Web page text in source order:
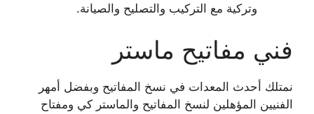
وتركية مع التركيب والتصليح والصيانة.
فني مفاتيح ماستر
نمتلك أحدث المعدات في نسخ المفاتيح وبفضل أمهر
الفنيين المؤهلين لنسخ المفاتيح والماستر كي ومفتاح